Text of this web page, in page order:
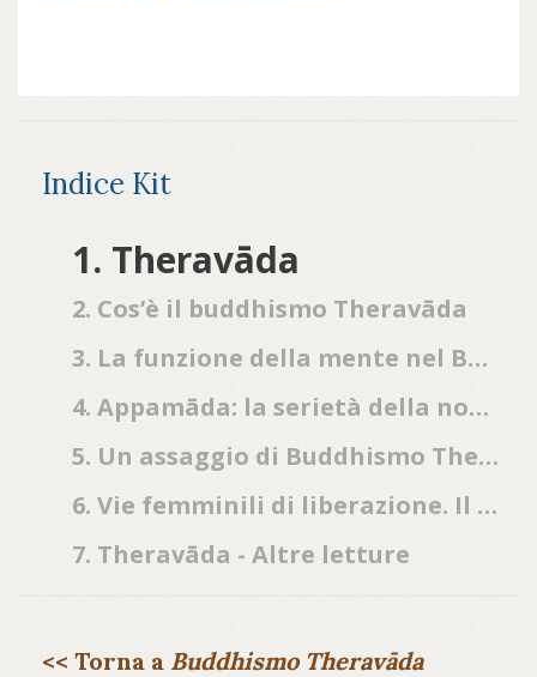
Indice Kit
1. Theravāda
2. Cos’è il buddhismo Theravāda
3. La funzione della mente nel Buddhismo antico
4. Appamāda: la serietà della non distrazione
5. Un assaggio di Buddhismo Theravāda
6. Vie femminili di liberazione. Il movimento transnazionale delle bhikkuni nel Sudest asiatico
7. Theravāda - Altre letture
<< Torna a Buddhismo Theravāda